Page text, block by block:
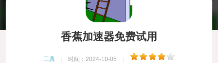
香蕉加速器免费试用
工具 时间：2024-10-05